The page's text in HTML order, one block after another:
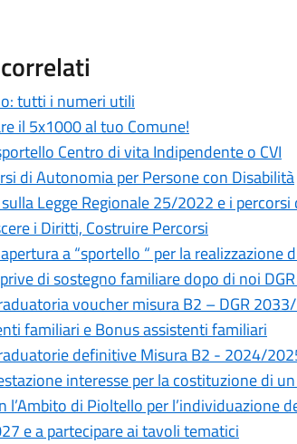
tutti i numeri utili
il 5x1000 al tuo Comune!
Centro di vita Indipendente o CVI
di Autonomia per Persone con Disabilità
Legge Regionale 25/2022 e i
i Diritti, Costruire Percorsi
a “sportello “ per la
di sostegno familiare dopo di noi
voucher misura B2 – DGR
familiari e Bonus assistenti familiari
definitive Misura B2 - 2024/
interesse per la costituzione di
l’Ambito di Pioltello per l’individuazione
e a partecipare ai tavoli tematici